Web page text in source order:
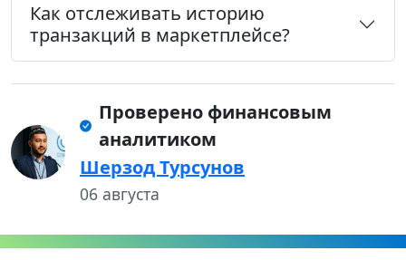
Как отслеживать историю
транзакций в маркетплейсе?
Проверено финансовым
аналитиком
Шерзод Турсунов
06 августа